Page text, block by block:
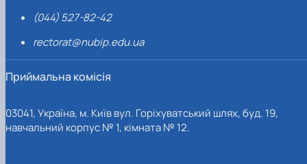
(044) 527-82-42
rectorat@nubip.edu.ua
Приймальна комісія
03041, Україна, м. Київ вул. Горіхуватський шлях, буд. 19,
навчальний корпус № 1, кімната № 12.